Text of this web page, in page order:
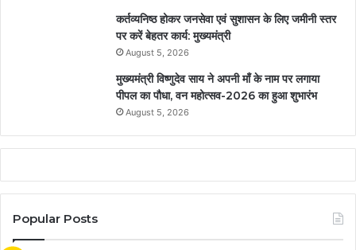
कर्तव्यनिष्ठ होकर जनसेवा एवं सुशासन के लिए जमीनी स्तर
पर करें बेहतर कार्य: मुख्यमंत्री
August 5, 2026
मुख्यमंत्री विष्णुदेव साय ने अपनी माँ के नाम पर लगाया
पीपल का पौधा, वन महोत्सव-2026 का हुआ शुभारंभ
August 5, 2026
Popular Posts